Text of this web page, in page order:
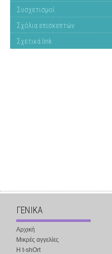
Συσχετισμοί
Σχόλια επισκεπτών
Σχετικά link
ΓΕΝΙΚΑ
Αρχική
Μικρές αγγελίες
Η t-shOrt